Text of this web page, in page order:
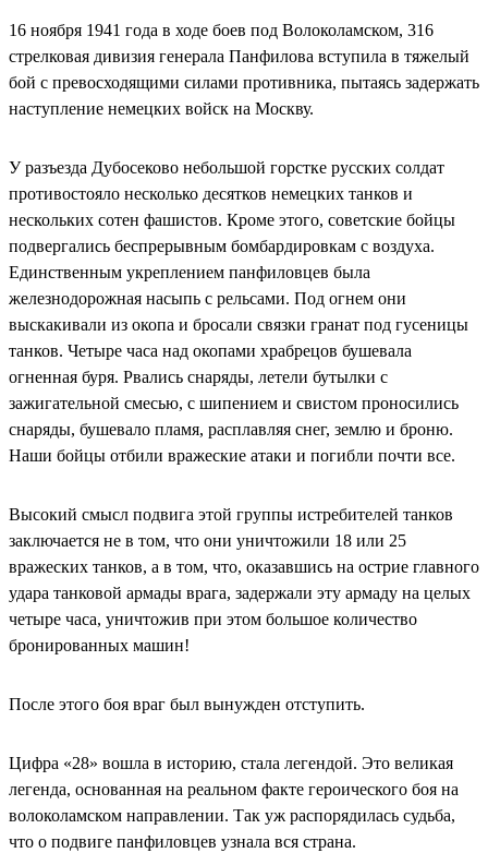
16 ноября 1941 года в ходе боев под Волоколамском, 316
стрелковая дивизия генерала Панфилова вступила в тяжелый
бой с превосходящими силами противника, пытаясь задержать
наступление немецких войск на Москву.
У разъезда Дубосеково небольшой горстке русских солдат
противостояло несколько десятков немецких танков и
нескольких сотен фашистов. Кроме этого, советские бойцы
подвергались беспрерывным бомбардировкам с воздуха.
Единственным укреплением панфиловцев была
железнодорожная насыпь с рельсами. Под огнем они
выскакивали из окопа и бросали связки гранат под гусеницы
танков. Четыре часа над окопами храбрецов бушевала
огненная буря. Рвались снаряды, летели бутылки с
зажигательной смесью, с шипением и свистом проносились
снаряды, бушевало пламя, расплавляя снег, землю и броню.
Наши бойцы отбили вражеские атаки и погибли почти все.
Высокий смысл подвига этой группы истребителей танков
заключается не в том, что они уничтожили 18 или 25
вражеских танков, а в том, что, оказавшись на острие главного
удара танковой армады врага, задержали эту армаду на целых
четыре часа, уничтожив при этом большое количество
бронированных машин!
После этого боя враг был вынужден отступить.
Цифра «28» вошла в историю, стала легендой. Это великая
легенда, основанная на реальном факте героического боя на
волоколамском направлении. Так уж распорядилась судьба,
что о подвиге панфиловцев узнала вся страна.